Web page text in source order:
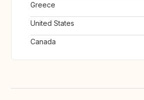
Greece
United States
Canada